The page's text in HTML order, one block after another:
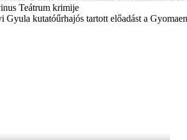
Teátrum krimije
kutatóűrhajós tartott előadást a